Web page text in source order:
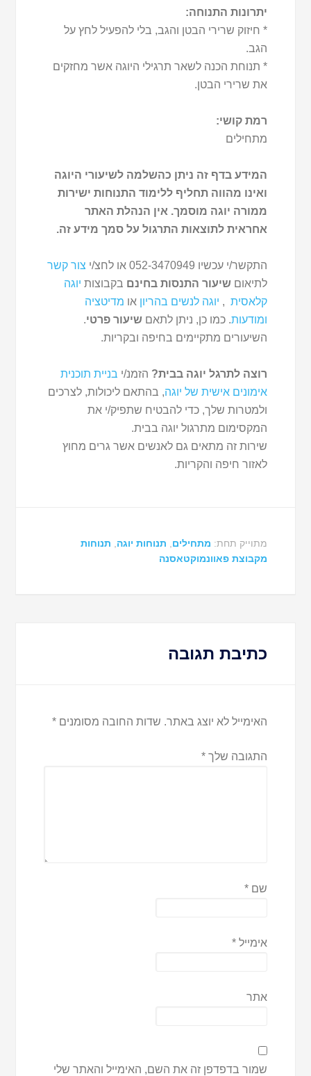
יתרונות התנוחה:
* חיזוק שרירי הבטן והגב, בלי להפעיל לחץ על
הגב.
* תנוחת הכנה לשאר תרגילי היוגה אשר מחזקים
את שרירי הבטן.
רמת קושי:
מתחילים
המידע בדף זה ניתן כהשלמה לשיעורי היוגה
ואינו מהווה תחליף ללימוד התנוחות ישירות
ממורה יוגה מוסמך. אין הנהלת האתר
אחראית לתוצאות התרגול על סמך מידע זה.
התקשר/י עכשיו 052-3470949 או לחצ/י
צור קשר
לתיאום שיעור התנסות בחינם בקבוצות יוגה
קלאסית , יוגה לנשים בהריון או מדיטציה
ומודעות. כמו כן, ניתן לתאםשיעור פרטי.
השיעורים מתקיימים בחיפה ובקריות.
רוצה לתרגל יוגה בבית? הזמנ/י בניית תוכנית
אימונים אישית של יוגה, בהתאם ליכולות, לצרכים
ולמטרות שלך, כדי להבטיח שתפיק/י את
המקסימום מתרגול יוגה בבית.
שירות זה מתאים גם לאנשים אשר גרים מחוץ
לאזור חיפה והקריות.
מתוייק תחת: מתחילים תנוחות יוגה
תנוחות
מקבוצת פאוונמוקטאסנה
כתיבת תגובה
האימייל לא יוצג באתר. שדות החובה מסומנים*
התגובה שלך*
שם*
אימייל*
אתר
שמור בדפדפן זה את השם, האימייל והאתר שלי